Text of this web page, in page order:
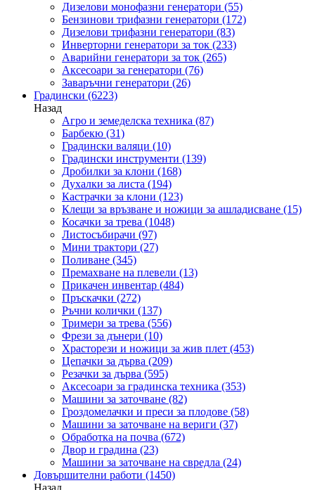
Дизелови монофазни генератори (55)
Бензинови трифазни генератори (172)
Дизелови трифазни генератори (83)
Инверторни генератори за ток (233)
Аварийни генератори за ток (265)
Аксесоари за генератори (76)
Заваръчни генератори (26)
Градински (6223)
Назад
Агро и земеделска техника (87)
Барбекю (31)
Градински валяци (10)
Градински инструменти (139)
Дробилки за клони (168)
Духалки за листа (194)
Кастрачки за клони (123)
Клещи за връзване и ножици за ашладисване (15)
Косачки за трева (1048)
Листосъбирачи (97)
Мини трактори (27)
Поливане (345)
Премахване на плевели (13)
Прикачен инвентар (484)
Пръскачки (272)
Ръчни колички (137)
Тримери за трева (556)
Фрези за дънери (10)
Храсторези и ножици за жив плет (453)
Цепачки за дърва (209)
Резачки за дърва (595)
Аксесоари за градинска техника (353)
Машини за заточване (82)
Гроздомелачки и преси за плодове (58)
Машини за заточване на вериги (37)
Обработка на почва (672)
Двор и градина (23)
Машини за заточване на свредла (24)
Довършителни работи (1450)
Назад